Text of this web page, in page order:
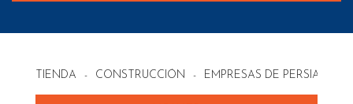
TIENDA - CONSTRUCCIÓN - EMPRESAS DE PERSIANAS